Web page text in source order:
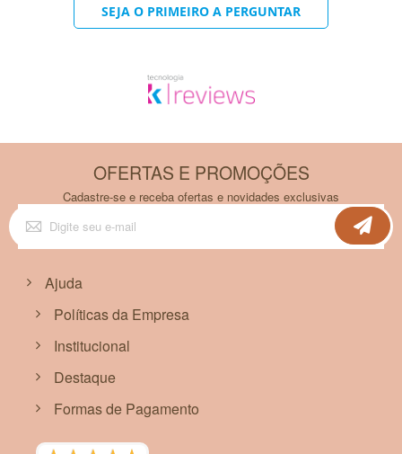
SEJA O PRIMEIRO A PERGUNTAR
OFERTAS E PROMOÇÕES
Cadastre-se e receba ofertas e novidades exclusivas
Inscreva-
se
na
Ajuda
Políticas da Empresa
Institucional
Destaque
Formas de Pagamento